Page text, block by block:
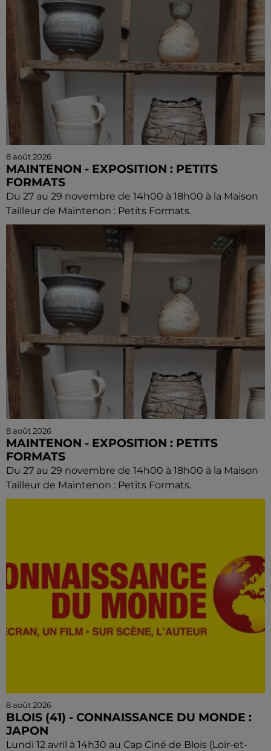
8 août 2026
MAINTENON - EXPOSITION : PETITS
FORMATS
Du 27 au 29 novembre de 14h00 à 18h00 à la Maison
Tailleur de Maintenon : Petits Formats.
8 août 2026
MAINTENON - EXPOSITION : PETITS
FORMATS
Du 27 au 29 novembre de 14h00 à 18h00 à la Maison
Tailleur de Maintenon : Petits Formats.
8 août 2026
BLOIS (41) - CONNAISSANCE DU MONDE :
JAPON
Lundi 12 avril à 14h30 au Cap Ciné de Blois (Loir-et-